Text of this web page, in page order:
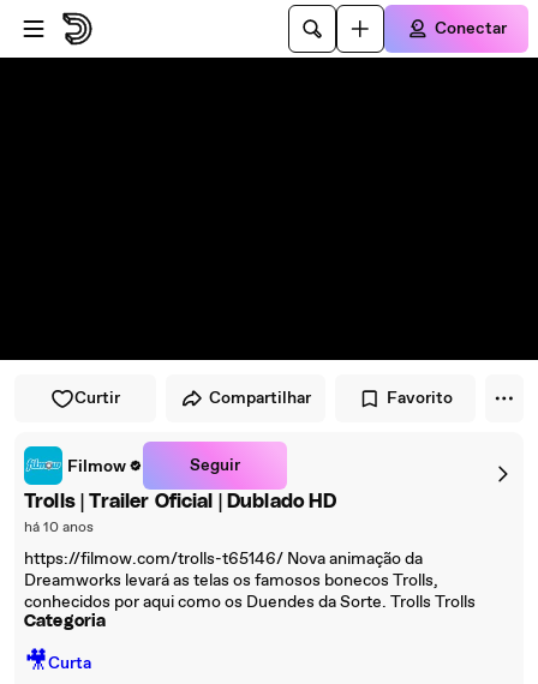
Pular para o player
Ir para o conteúdo principal
Conectar
Curtir Compartilhar Favorito
Filmow Seguir
Trolls | Trailer Oficial | Dublado HD
há 10 anos
https://filmow.com/trolls-t65146/ Nova animação da
Dreamworks levará as telas os famosos bonecos Trolls,
conhecidos por aqui como os Duendes da Sorte. Trolls Trolls
Categoria
🎥Curta